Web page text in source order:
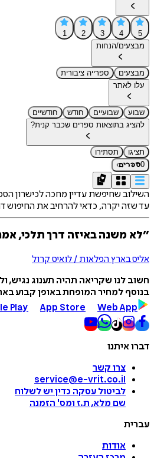
5
4
3
2
1
מבצעים/הנחות
מבצעים
ספרייה ציבורית
עלו לאתר
שבוע שבועיים חודש
חודשיים
להציג בתוצאות ספרים שכבר קנית?
תציגו
תסתירו
0ספרים›
השילוב שחיפשת עדיין מחכה לכישרון
עד שזה יקרה, כדאי להרחיב את החיפוש
״לא משנה באיזה דרך תלכי,
אליס בארץ הפלאות / לואיס קרול
חשוב לנו שקריאה תהיה תענוג נגיש,
בנוסף למחיר המופחת באופן קבוע
Play
App Store Web App
דברו איתנו
צרו קשר
service@e-vrit.co.il
לביטול עסקה כדין יש לשלוח
שם מלא, ת.ז ומס' הזמנה
עברית
אודות